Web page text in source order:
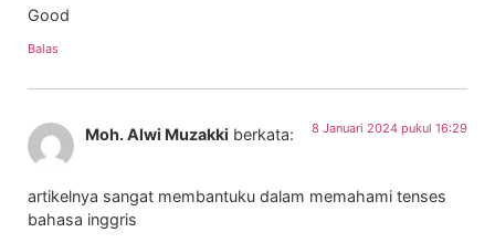
Good
Balas
Moh. Alwi Muzakki berkata: 8 Januari 2024 pukul 16:29
artikelnya sangat membantuku dalam memahami tenses
bahasa inggris